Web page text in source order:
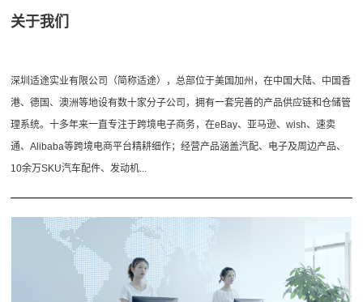
关于我们
深圳适途实业有限公司（简称适途），总部位于美国加州，在中国大陆、中国香
港、德国、澳洲等地设有数十家分子公司，拥有一套完善的产品供应链和仓储管
理系统。十多年来一直专注于跨境电子商务，在eBay、亚马逊、wish、速卖
通、Alibaba等跨境电商平台精耕细作；经营产品涵盖汽配、电子及周边产品、
10余万SKU汽车配件、发动机...